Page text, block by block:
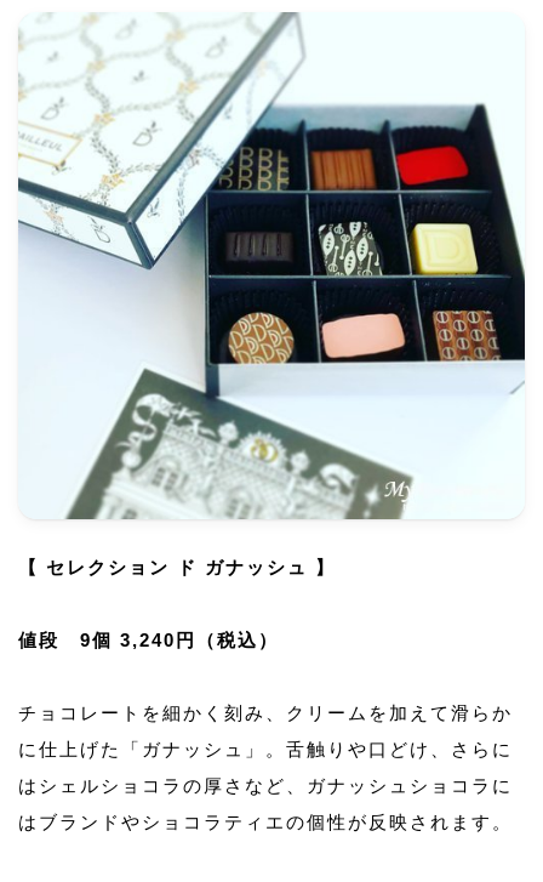
【 セレクション ド ガナッシュ 】
値段 9個 3,240円（税込）
チョコレートを細かく刻み、クリームを加えて滑らか
に仕上げた「ガナッシュ」。舌触りや口どけ、さらに
はシェルショコラの厚さなど、ガナッシュショコラに
はブランドやショコラティエの個性が反映されます。